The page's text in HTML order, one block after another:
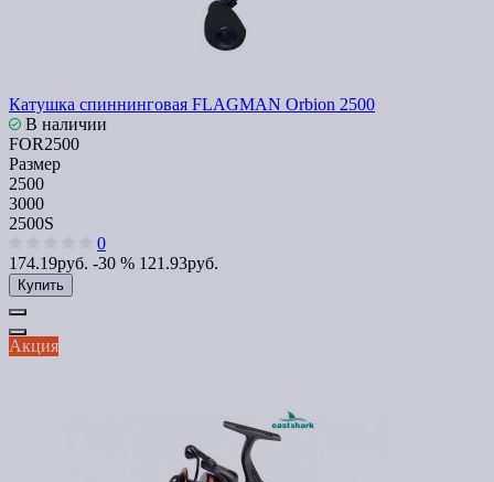
Катушка спиннинговая FLAGMAN Orbion 2500
В наличии
FOR2500
Размер
2500
3000
2500S
0
174.19руб. -30 % 121.93руб.
Купить
Акция